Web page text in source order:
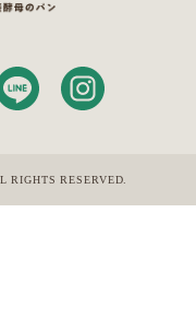
RIGHTS RESERVED.